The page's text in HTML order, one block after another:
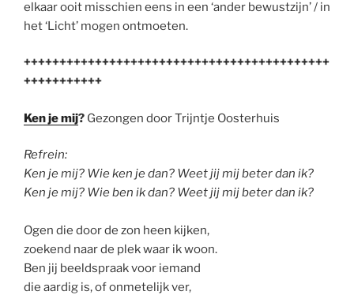
elkaar ooit misschien eens in een ‘ander bewustzijn’ / in
het ‘Licht’ mogen ontmoeten.
+++++++++++++++++++++++++++++++++++++++++++
+++++++++++
Ken je mij? Gezongen door Trijntje Oosterhuis
Refrein:
Ken je mij? Wie ken je dan? Weet jij mij beter dan ik?
Ken je mij? Wie ben ik dan? Weet jij mij beter dan ik?
Ogen die door de zon heen kijken,
zoekend naar de plek waar ik woon.
Ben jij beeldspraak voor iemand
die aardig is, of onmetelijk ver,